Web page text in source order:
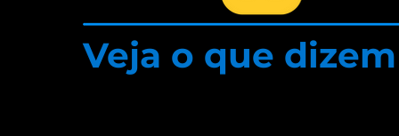
Veja o que